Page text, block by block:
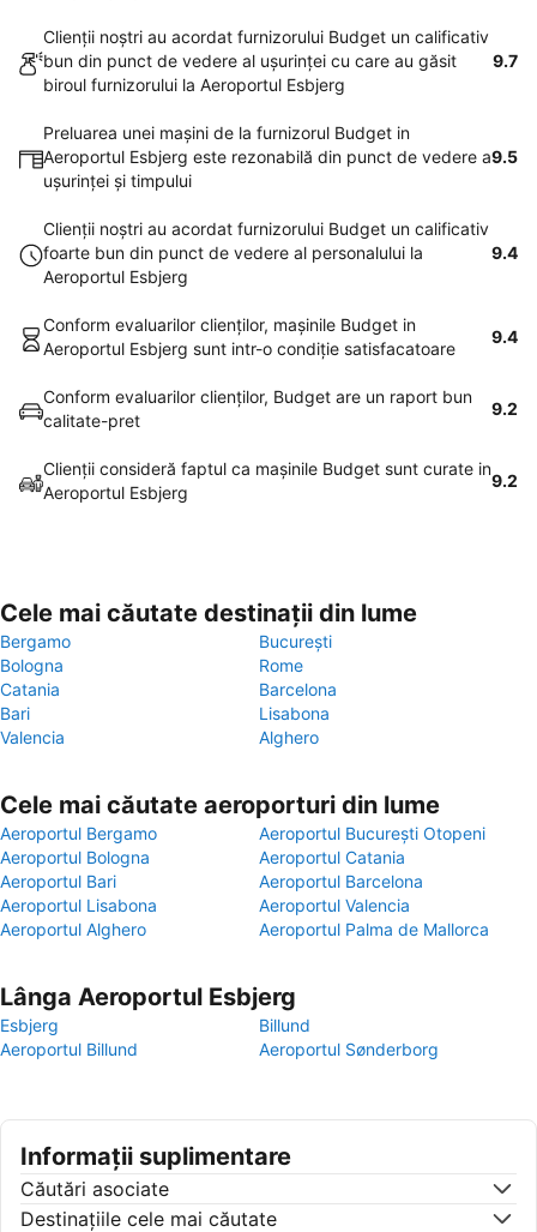
Clienţii noştri au acordat furnizorului Budget un calificativ
bun din punct de vedere al uşurinţei cu care au găsit
biroul furnizorului la Aeroportul Esbjerg
9.7
Preluarea unei maşini de la furnizorul Budget in
Aeroportul Esbjerg este rezonabilă din punct de vedere a
uşurinţei şi timpului
9.5
Clienţii noştri au acordat furnizorului Budget un calificativ
foarte bun din punct de vedere al personalului la
Aeroportul Esbjerg
9.4
Conform evaluarilor clienţilor, maşinile Budget in
Aeroportul Esbjerg sunt intr-o condiţie satisfacatoare
9.4
Conform evaluarilor clienţilor, Budget are un raport bun
calitate-pret
9.2
Clienţii consideră faptul ca maşinile Budget sunt curate in
Aeroportul Esbjerg
9.2
Cele mai căutate destinații din lume
Bergamo
București
Bologna
Rome
Catania
Barcelona
Bari
Lisabona
Valencia
Alghero
Cele mai căutate aeroporturi din lume
Aeroportul Bergamo
Aeroportul București Otopeni
Aeroportul Bologna
Aeroportul Catania
Aeroportul Bari
Aeroportul Barcelona
Aeroportul Lisabona
Aeroportul Valencia
Aeroportul Alghero
Aeroportul Palma de Mallorca
Lânga Aeroportul Esbjerg
Esbjerg
Billund
Aeroportul Billund
Aeroportul Sønderborg
Informații suplimentare
Căutări asociate
Destinaţiile cele mai căutate